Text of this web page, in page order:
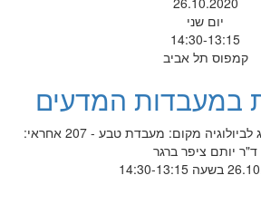
יום שני
14:30-13:15
קמפוס תל אביב
במעבדות המדעים
אוכלוסיית יעד: סגל החוג לביולוגיה מקום: מעבדת טבע - 207 אחראי:
ד"ר יותם ציפר ברגר
14:30-13:15